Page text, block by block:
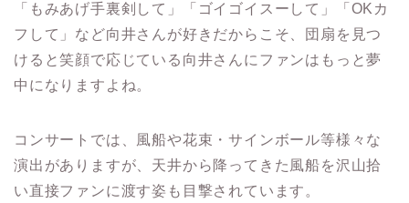
「もみあげ手裏剣して」「ゴイゴイスーして」「 OK カ
フして」など向井さんが好きだからこそ、団扇を見つ
けると笑顔で応じている向井さんにファンはもっと夢
中になりますよね。
コンサートでは、風船や花束・サインボール等様々な
演出がありますが、天井から降ってきた風船を沢山拾
い直接ファンに渡す姿も目撃されています。